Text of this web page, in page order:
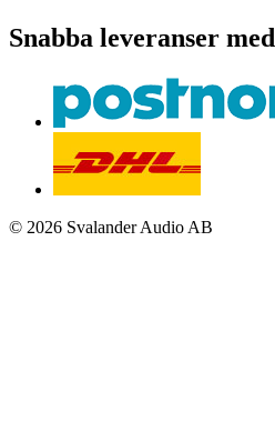
Snabba leveranser med
© 2026 Svalander Audio AB